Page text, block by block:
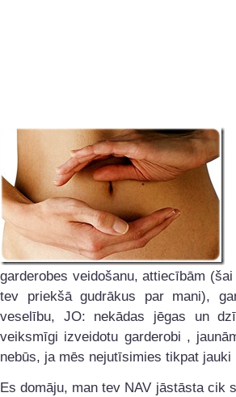
garderobes veidošanu, attiecībām
tev priekšā gudrākus par mani),
veselību, JO: nekādas jēgas un
veiksmīgi izveidotu garderobi ,
nebūs, ja mēs nejutīsimies tikpat jauki
Es domāju, man tev NAV jāstāsta